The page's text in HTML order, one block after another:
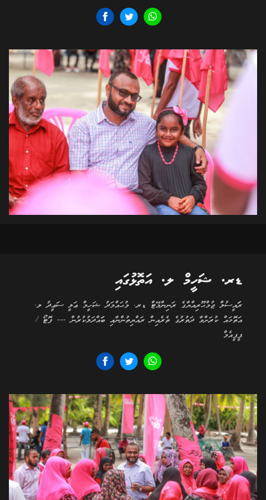
ޑރ. ޝަހީމް ލ. އަތޮޅުގައި
ރަަައީސުލް ޖުމްޙޫރިއްޔާގެ ރަނިންމޭޓް ޑރ. މުޙައްމަދު ޝަހީމް ޢަލީ ސަޢީދު ލ.
އަތޮޅައް ކުރަށްވާ ދަތުރުގެ ތެރެއިން ރައްޔިތުންނާއި ބަައްދަލުކުރުން --- ފޮޓޯ /
ޕީޕީއެމް